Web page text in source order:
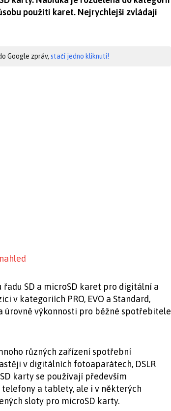
použití karet. Nejrychlejší zvládají
Google zpráv, stačí jedno kliknutí!
řadu SD a microSD karet pro digitální a
v kategoriích PRO, EVO a Standard,
úrovně výkonnosti pro běžné spotřebitele
různých zařízení spotřební
v digitálních fotoaparátech, DSLR
karty se používají především
a tablety, ale i v některých
sloty pro microSD karty.